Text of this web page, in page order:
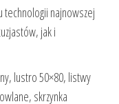
technologii najnowszej
jak i
lustro 50×80, listwy
skrzynka